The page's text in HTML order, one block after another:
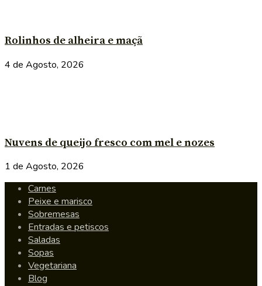
Rolinhos de alheira e maçã
4 de Agosto, 2026
Nuvens de queijo fresco com mel e nozes
1 de Agosto, 2026
Carnes
Peixe e marisco
Sobremesas
Entradas e petiscos
Saladas
Sopas
Vegetariana
Blog